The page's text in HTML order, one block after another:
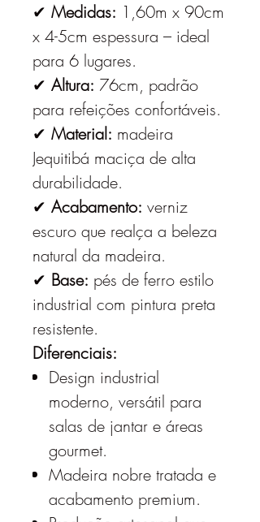
✔ Medidas: 1,60m x 90cm
x 4-5cm espessura – ideal
para 6 lugares.
✔ Altura: 76cm, padrão
para refeições confortáveis.
✔ Material: madeira
Jequitibá maciça de alta
durabilidade.
✔ Acabamento: verniz
escuro que realça a beleza
natural da madeira.
✔ Base: pés de ferro estilo
industrial com pintura preta
resistente.
Diferenciais:
Design industrial
moderno, versátil para
salas de jantar e áreas
gourmet.
Madeira nobre tratada e
acabamento premium.